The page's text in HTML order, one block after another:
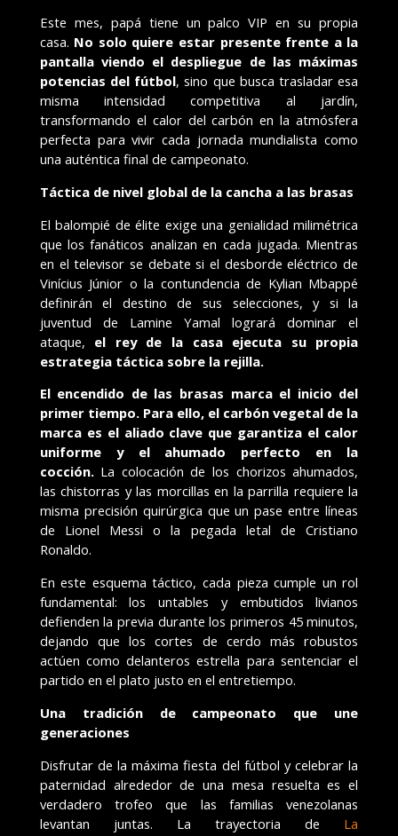
Este mes, papá tiene un palco VIP en su propia
casa. No solo quiere estar presente frente a la
pantalla viendo el despliegue de las máximas
potencias del fútbol, sino que busca trasladar esa
misma intensidad competitiva al jardín,
transformando el calor del carbón en la atmósfera
perfecta para vivir cada jornada mundialista como
una auténtica final de campeonato.
Táctica de nivel global de la cancha a las brasas
El balompié de élite exige una genialidad milimétrica
que los fanáticos analizan en cada jugada. Mientras
en el televisor se debate si el desborde eléctrico de
Vinícius Júnior o la contundencia de Kylian Mbappé
definirán el destino de sus selecciones, y si la
juventud de Lamine Yamal logrará dominar el
ataque, el rey de la casa ejecuta su propia
estrategia táctica sobre la rejilla.
El encendido de las brasas marca el inicio del
primer tiempo. Para ello, el carbón vegetal de la
marca es el aliado clave que garantiza el calor
uniforme y el ahumado perfecto en la
cocción.La colocación de los chorizos ahumados,
las chistorras y las morcillas en la parrilla requiere la
misma precisión quirúrgica que un pase entre líneas
de Lionel Messi o la pegada letal de Cristiano
Ronaldo.
En este esquema táctico, cada pieza cumple un rol
fundamental: los untables y embutidos livianos
defienden la previa durante los primeros 45 minutos,
dejando que los cortes de cerdo más robustos
actúen como delanteros estrella para sentenciar el
partido en el plato justo en el entretiempo.
Una tradición de campeonato que une
generaciones
Disfrutar de la máxima fiesta del fútbol y celebrar la
paternidad alrededor de una mesa resuelta es el
verdadero trofeo que las familias venezolanas
levantan juntas. La trayectoria de La